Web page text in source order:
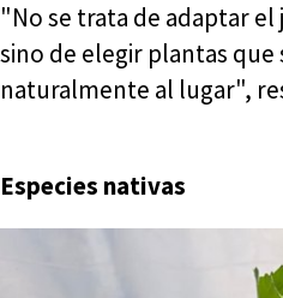
"No se trata de adaptar
sino de elegir plantas que
naturalmente al lugar",
Especies nativas